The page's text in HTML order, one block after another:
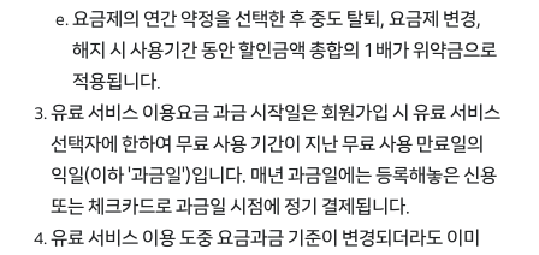
요금제의 연간 약정을 선택한 후 중도 탈퇴, 요금제 변경,
해지 시 사용기간 동안 할인금액 총합의 1배가 위약금으로
적용됩니다.
유료 서비스 이용요금 과금 시작일은 회원가입 시 유료 서비스
선택자에 한하여 무료 사용 기간이 지난 무료 사용 만료일의
익일(이하 '과금일')입니다. 매년 과금일에는 등록해놓은 신용
또는 체크카드로 과금일 시점에 정기 결제됩니다.
유료 서비스 이용 도중 요금과금 기준이 변경되더라도 이미